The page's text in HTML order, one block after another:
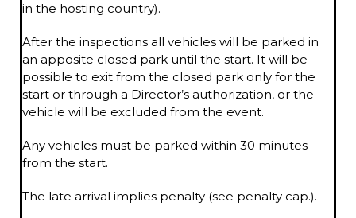
in the hosting country).
After the inspections all vehicles will be parked in
an apposite closed park until the start. It will be
possible to exit from the closed park only for the
start or through a Director’s authorization, or the
vehicle will be excluded from the event.
Any vehicles must be parked within 30 minutes
from the start.
The late arrival implies penalty (see penalty cap.).